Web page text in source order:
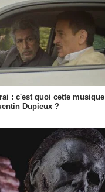
: c'est quoi cette musique
Dupieux ?